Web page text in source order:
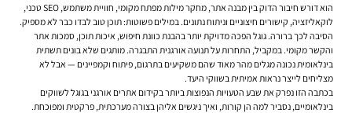
הוא דורש חיבור הדוק בין מבנה אתר, מחקר מילות מפתח מקומי, חוויית משתמש, SEO טכני,
לוקאליזציה, קישורים חיצוניים וניתוח נתונים. במילים פשוטות: תוכן טוב לבדו כבר לא מספיק.
הסיבה לכך ברורה. גוגל הפכה מדויקת יותר בהבנת כוונת חיפוש, איכות תוכן, סמכות אתר
והקשר מקומי. במקביל, התחרות על תנועה אורגנית התבגרה. מותגים שלא בונים תשתית
בינלאומית נכונה מגלים מהר מאוד שהם משקיעים בתרגום, פיתוח וקמפיינים — אבל לא
מצליחים לייצר נראות אמיתית בשווקי היעד.
בכתבה הזו נפרק את שבע הטעויות הנפוצות ביותר בקידום אתרים אורגני בגוגל לשווקים
בינלאומיים, נסביר למה הן קורות, ואיך ניגשים אליהן בצורה מערכתית, פרקטית ומפוכחת.